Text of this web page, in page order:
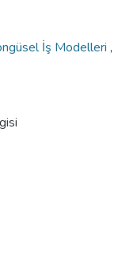
İş Modelleri ,